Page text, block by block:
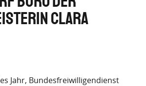
Clara
Jahr, Bundesfreiwilligendienst